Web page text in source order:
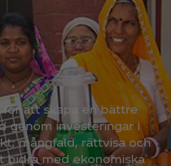
att skapa en bättre
genom investeringar i
mångfald, rättvisa och
bidra med ekonomiska